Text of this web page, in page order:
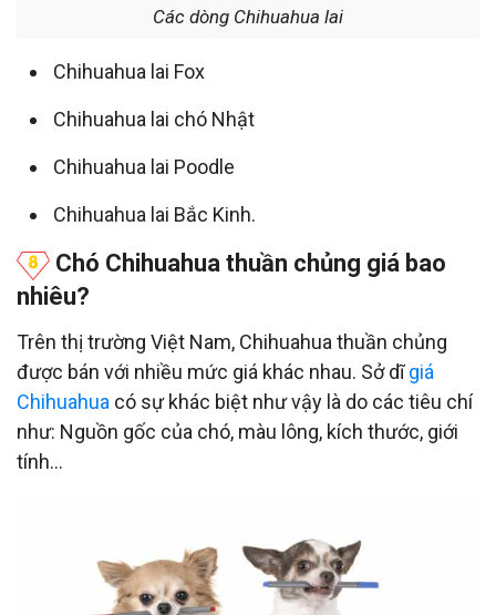
Các dòng Chihuahua lai
Chihuahua lai Fox
Chihuahua lai chó Nhật
Chihuahua lai Poodle
Chihuahua lai Bắc Kinh.
Chó Chihuahua thuần chủng giá bao
nhiêu?
Trên thị trường Việt Nam, Chihuahua thuần chủng
được bán với nhiều mức giá khác nhau. Sở dĩgiá
Chihuahua có sự khác biệt như vậy là do các tiêu chí
như: Nguồn gốc của chó, màu lông, kích thước, giới
tính…